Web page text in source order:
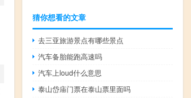
猜你想看的文章
去三亚旅游景点有哪些景点
汽车备胎能跑高速吗
汽车上loud什么意思
泰山岱庙门票在泰山票里面吗